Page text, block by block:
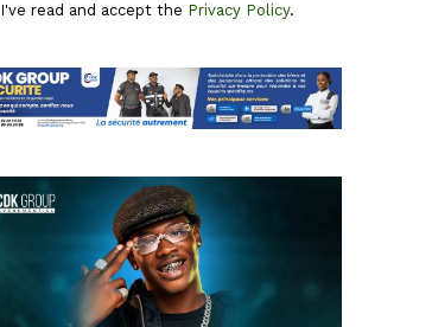
I've read and accept the Privacy Policy.